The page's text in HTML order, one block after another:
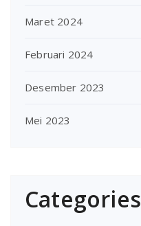
Maret 2024
Februari 2024
Desember 2023
Mei 2023
Categories